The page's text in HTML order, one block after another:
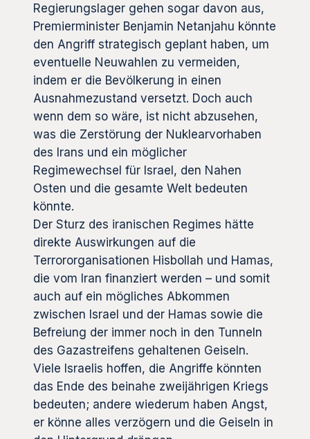
Regierungslager gehen sogar davon aus,
Premierminister Benjamin Netanjahu könnte
den Angriff strategisch geplant haben, um
eventuelle Neuwahlen zu vermeiden,
indem er die Bevölkerung in einen
Ausnahmezustand versetzt. Doch auch
wenn dem so wäre, ist nicht abzusehen,
was die Zerstörung der Nuklearvorhaben
des Irans und ein möglicher
Regimewechsel für Israel, den Nahen
Osten und die gesamte Welt bedeuten
könnte.
Der Sturz des iranischen Regimes hätte
direkte Auswirkungen auf die
Terrororganisationen Hisbollah und Hamas,
die vom Iran finanziert werden – und somit
auch auf ein mögliches Abkommen
zwischen Israel und der Hamas sowie die
Befreiung der immer noch in den Tunneln
des Gazastreifens gehaltenen Geiseln.
Viele Israelis hoffen, die Angriffe könnten
das Ende des beinahe zweijährigen Kriegs
bedeuten; andere wiederum haben Angst,
er könne alles verzögern und die Geiseln in